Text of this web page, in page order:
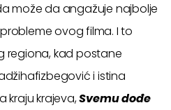
može da angažuje najbolje
ovog filma. I to
regiona, kad postane
i istina
kraju krajeva,Svemu dođe